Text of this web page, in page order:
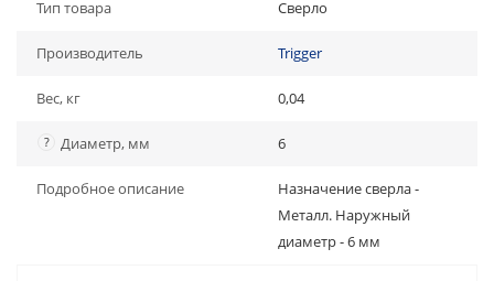
Тип товара Сверло
Производитель Trigger
Вес, кг 0,04
? Диаметр, мм 6
Подробное описание
Назначение сверла -
Металл. Наружный
диаметр - 6 мм